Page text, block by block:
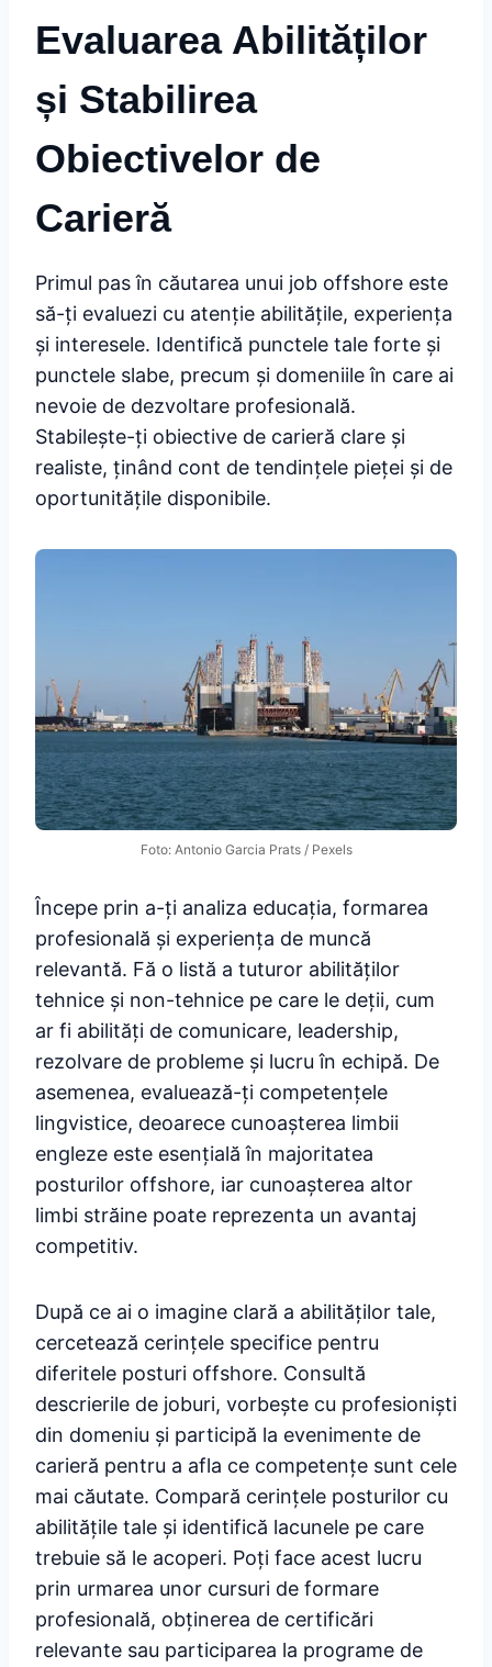
Evaluarea Abilităților
și Stabilirea
Obiectivelor de
Carieră
Primul pas în căutarea unui job offshore este
să-ți evaluezi cu atenție abilitățile, experiența
și interesele. Identifică punctele tale forte și
punctele slabe, precum și domeniile în care ai
nevoie de dezvoltare profesională.
Stabilește-ți obiective de carieră clare și
realiste, ținând cont de tendințele pieței și de
oportunitățile disponibile.
Foto: Antonio Garcia Prats / Pexels
Începe prin a-ți analiza educația, formarea
profesională și experiența de muncă
relevantă. Fă o listă a tuturor abilităților
tehnice și non-tehnice pe care le deții, cum
ar fi abilități de comunicare, leadership,
rezolvare de probleme și lucru în echipă. De
asemenea, evaluează-ți competențele
lingvistice, deoarece cunoașterea limbii
engleze este esențială în majoritatea
posturilor offshore, iar cunoașterea altor
limbi străine poate reprezenta un avantaj
competitiv.
După ce ai o imagine clară a abilităților tale,
cercetează cerințele specifice pentru
diferitele posturi offshore. Consultă
descrierile de joburi, vorbește cu profesioniști
din domeniu și participă la evenimente de
carieră pentru a afla ce competențe sunt cele
mai căutate. Compară cerințele posturilor cu
abilitățile tale și identifică lacunele pe care
trebuie să le acoperi. Poți face acest lucru
prin urmarea unor cursuri de formare
profesională, obținerea de certificări
relevante sau participarea la programe de